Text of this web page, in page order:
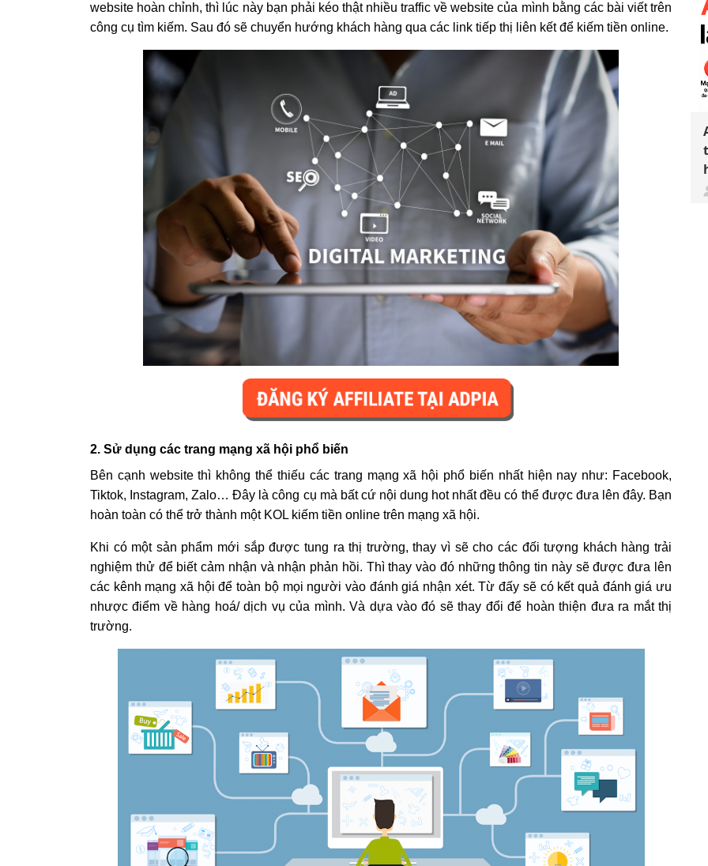
website hoàn chỉnh, thì lúc này bạn phải kéo thật nhiều traffic về website của mình bằng các bài viết trên
công cụ tìm kiếm. Sau đó sẽ chuyển hướng khách hàng qua các link tiếp thị liên kết để kiếm tiền online.
2. Sử dụng các trang mạng xã hội phổ biến
Bên cạnh website thì không thể thiếu các trang mạng xã hội phổ biến nhất hiện nay như: Facebook,
Tiktok, Instagram, Zalo… Đây là công cụ mà bất cứ nội dung hot nhất đều có thể được đưa lên đây. Bạn
hoàn toàn có thể trở thành một KOL kiếm tiền online trên mạng xã hội.
Khi có một sản phẩm mới sắp được tung ra thị trường, thay vì sẽ cho các đối tượng khách hàng trải
nghiệm thử để biết cảm nhận và nhận phản hồi. Thì thay vào đó những thông tin này sẽ được đưa lên
các kênh mạng xã hội để toàn bộ mọi người vào đánh giá nhận xét. Từ đấy sẽ có kết quả đánh giá ưu
nhược điểm về hàng hoá/ dịch vụ của mình. Và dựa vào đó sẽ thay đổi để hoàn thiện đưa ra mắt thị
trường.